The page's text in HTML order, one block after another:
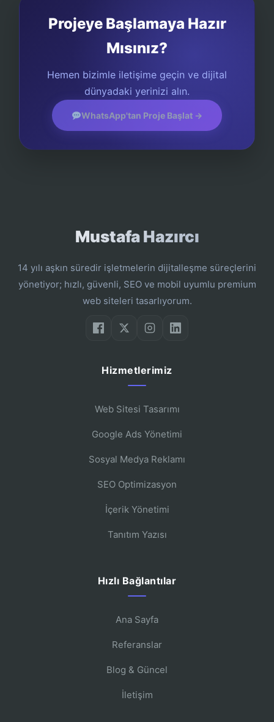
Projeye Başlamaya Hazır
Mısınız?
Hemen bizimle iletişime geçin ve dijital
dünyadaki yerinizi alın.
WhatsApp'tan Proje Başlat →
Mustafa Hazırcı
14 yılı aşkın süredir işletmelerin dijitalleşme süreçlerini
yönetiyor; hızlı, güvenli, SEO ve mobil uyumlu premium
web siteleri tasarlıyorum.
Hizmetlerimiz
Web Sitesi Tasarımı
Google Ads Yönetimi
Sosyal Medya Reklamı
SEO Optimizasyon
İçerik Yönetimi
Tanıtım Yazısı
Hızlı Bağlantılar
Ana Sayfa
Referanslar
Blog & Güncel
İletişim